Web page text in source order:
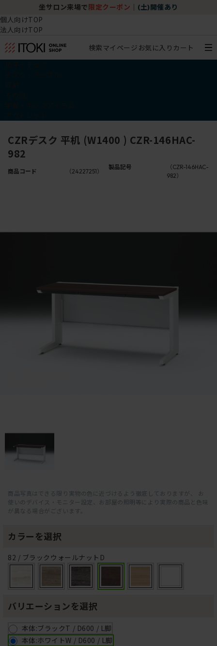
坐サロン来場で 限定クーポン (土)開催あり
個人向けTOP
法人向けTOP
検索マイページ お気に入り カート
CZRデスク 平机 (W1400 ) CZR-146HAC-
982
商品コード （24227251）
製品記号
（CZR-146HAC-
982）
商品写真はできる限り実物の色に近づけるよう徹底しておりますが、 お
使いのデバイス・モニター設定、お部屋の照明等により実際の商品と色味
が異なる場合がございます。
カラーを選択
82 / ブラックウォールナットD
バリエーションを選択
本体:ブラックT / D600 / L脚
本体:ホワイトW / D600 / L脚